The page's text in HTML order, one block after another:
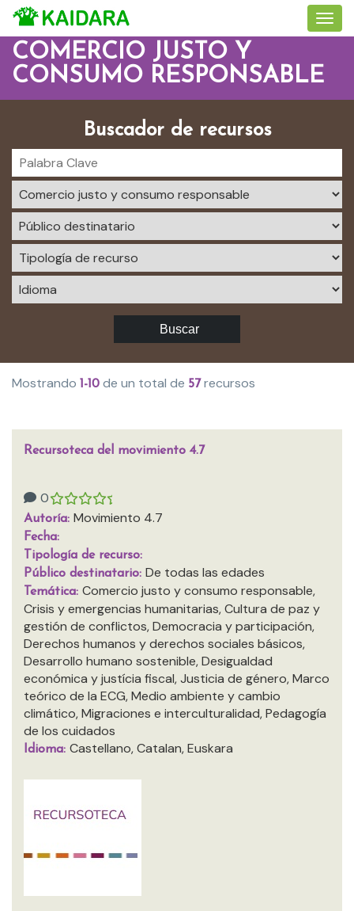
COMERCIO JUSTO Y
CONSUMO RESPONSABLE
Buscador de recursos
Buscar
Mostrando 1-10 de un total de 57recursos
Recursoteca del movimiento 4.7
0
Autoría: Movimiento 4.7
Fecha:
Tipología de recurso:
Público destinatario: De todas las edades
Temática: Comercio justo y consumo responsable,
Crisis y emergencias humanitarias, Cultura de paz y
gestión de conflictos, Democracia y participación,
Derechos humanos y derechos sociales básicos,
Desarrollo humano sostenible, Desigualdad
económica y justícia fiscal, Justicia de género, Marco
teórico de la ECG, Medio ambiente y cambio
climático, Migraciones e interculturalidad, Pedagogía
de los cuidados
Idioma: Castellano, Catalan, Euskara